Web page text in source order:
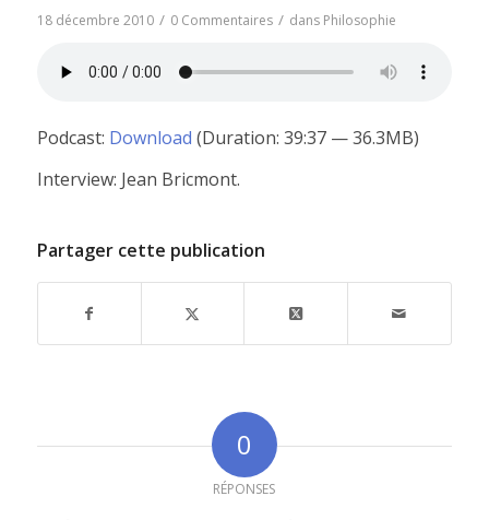
18 décembre 2010 / 0 Commentaires / dans Philosophie
Podcast: Download (Duration: 39:37 — 36.3MB)
Interview: Jean Bricmont.
Partager cette publication
0
RÉPONSES